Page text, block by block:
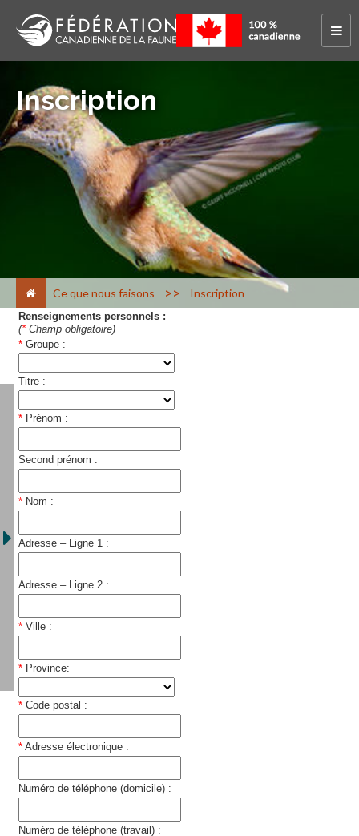
Inscription
Ce que nous faisons > Inscription